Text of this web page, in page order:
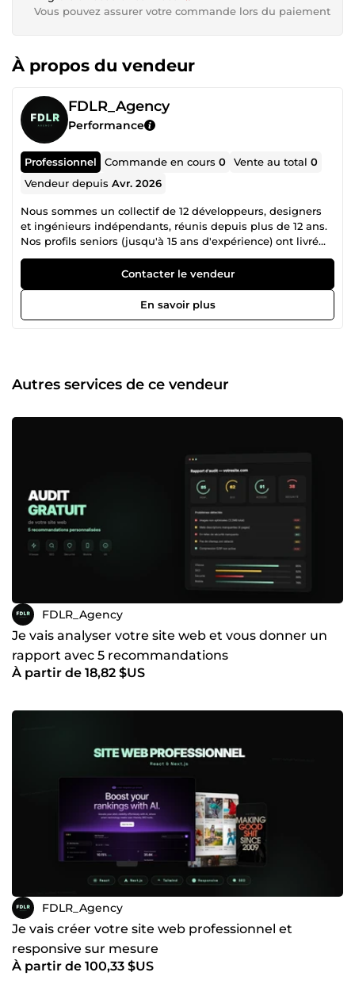
Vous pouvez assurer votre commande lors du paiement
À propos du vendeur
FDLR_Agency
Performance
Professionnel Commande en cours0 Vente au total0
Vendeur depuisAvr. 2026
Nous sommes un collectif de 12 développeurs, designers
et ingénieurs indépendants, réunis depuis plus de 12 ans.
Nos profils seniors (jusqu'à 15 ans d'expérience) ont livré
des projets pour des grands groupes (Renault, Société
Générale) comme pour des startups en santé et fintech.
NOS EXPERTISES : ▸ Développement Web : React, Next.js,
Vue.js, Angular, PHP/Laravel, Django ▸ Applications
Mobiles : React Native, Flutter (iOS + Android) ▸ Solutions
Design Systems, Prototyping Figma ▸ Cybersécurité :
Audit, Pentest, RGPD, ISO 27001 ▸ **Backend &amp; API **:
Charte graphique, branding complet POURQUOI NOUS
plusieurs prestataires → +80 projets livrés avec succès →
Seniors expérimentés (pas de juniors sur vos projets) →
Basés à Paris : disponibles pour vos réunions → Approche
Agile : transparence, livrables réguliers, communication
continue → Grands groupes ET startups : on s'adapte à
votre contexte ━━━━━━━━━━━━━━━━━━━━━━━━━ Contactez-
nous **AVANT **de commander pour discuter de votre
projet. On vous répond sous 2h en moyenne.
Contacter le vendeur
En savoir plus
Autres services de ce vendeur
FDLR_Agency
Je vais analyser votre site web et vous donner un
rapport avec 5 recommandations
À partir de 18,82 $US
FDLR_Agency
Je vais créer votre site web professionnel et
responsive sur mesure
À partir de 100,33 $US